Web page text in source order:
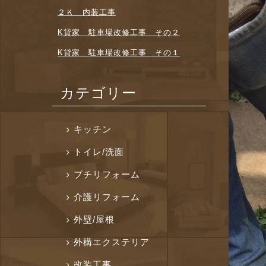
２Ｋ 内装工事
K貸家 駐車場改修工事 その２
K貸家 駐車場改修工事 その１
カテゴリー
キッチン
トイレ/洗面
プチリフォーム
介護リフォーム
外壁/屋根
外構エクステリア